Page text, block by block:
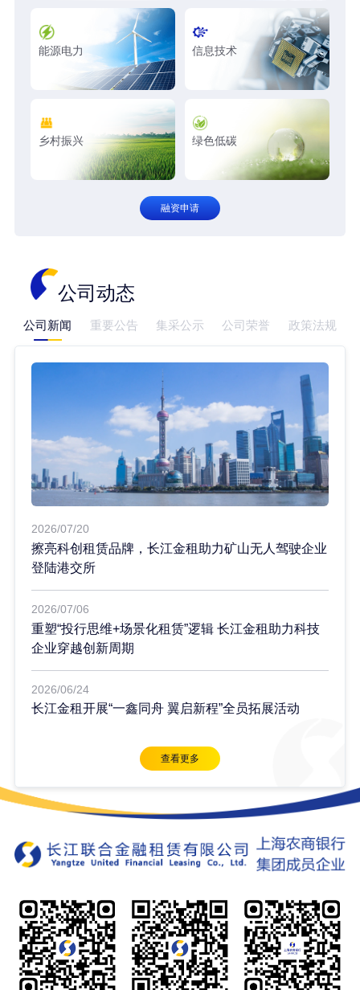
能源电力 信息技术
乡村振兴 绿色低碳
融资申请
公司动态
公司新闻 重要公告 集采公示 公司荣誉 政策法规
2026/07/20
擦亮科创租赁品牌，长江金租助力矿山无人驾驶企业
登陆港交所
2026/07/06
重塑“投行思维+场景化租赁”逻辑 长江金租助力科技
企业穿越创新周期
2026/06/24
长江金租开展“一鑫同舟 翼启新程”全员拓展活动
查看更多